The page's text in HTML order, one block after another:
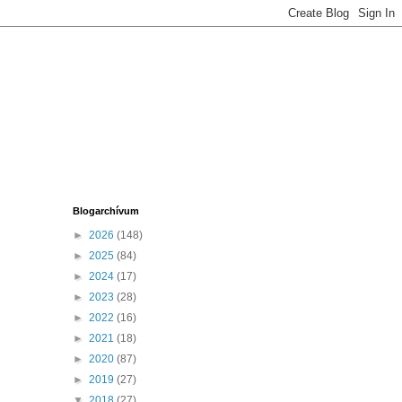
Blogarchívum
► 2026 (148)
► 2025 (84)
► 2024 (17)
► 2023 (28)
► 2022 (16)
► 2021 (18)
► 2020 (87)
► 2019 (27)